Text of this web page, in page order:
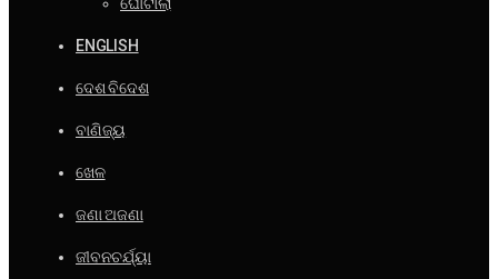
ENGLISH
ଦେଶ ବିଦେଶ
ବାଣିଜ୍ୟ
ଖେଳ
ଜଣା ଅଜଣା
ଜୀବନଚର୍ଯ୍ୟା